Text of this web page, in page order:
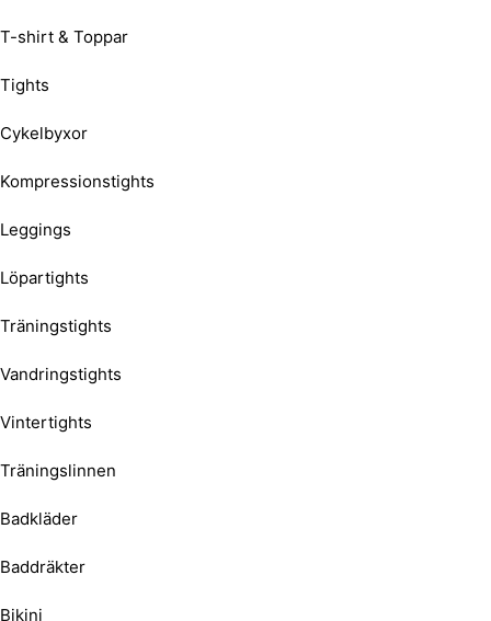
T-shirt & Toppar
Tights
Cykelbyxor
Kompressionstights
Leggings
Löpartights
Träningstights
Vandringstights
Vintertights
Träningslinnen
Badkläder
Baddräkter
Bikini